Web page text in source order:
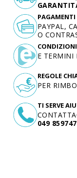
TI SERVE
049
PAGAMENTI
PAYPAL,
O
E TERMINI
REGOLE
PER